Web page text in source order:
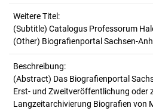
Weitere Titel:
(Subtitle) Catalogus Professorum
(Other) Biografienportal Sachsen-
Beschreibung:
(Abstract) Das Biografienportal
Erst- und Zweitveröffentlichung oder
Langzeitarchivierung Biografien von